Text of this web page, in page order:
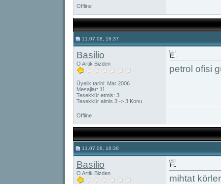
Offline
11.07.08, 16:37
Basilio
O Artik Bizden
Üyelik tarihi: Mar 2006
Mesajlar: 11
Tesekkür etmis: 3
Tesekkür almis 3 -> 3 Konu
petrol ofisi
Offline
11.07.08, 16:38
Basilio
O Artik Bizden mihtat körler